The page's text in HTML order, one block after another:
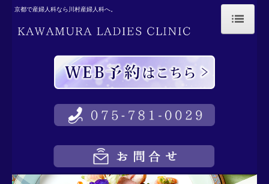
医院概要
医院ガイド
入院のご案内
京都で産婦人科なら川村産婦人科へ。